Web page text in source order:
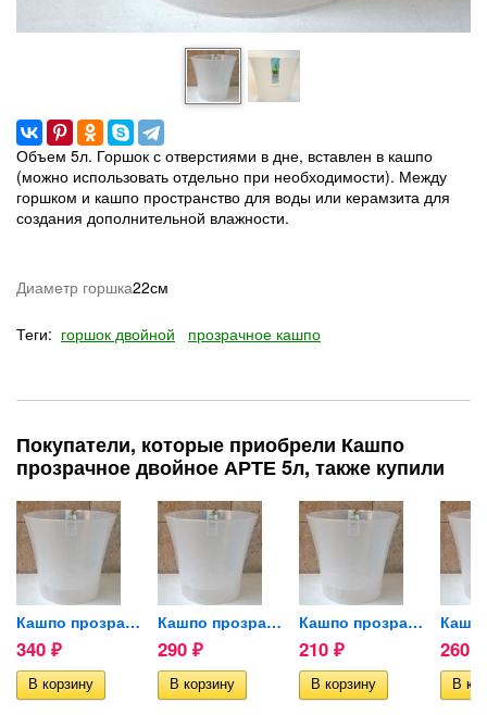
Объем 5л. Горшок с отверстиями в дне, вставлен в кашпо
(можно использовать отдельно при необходимости). Между
горшком и кашпо пространство для воды или керамзита для
создания дополнительной влажности.
Диаметр горшка22см
Теги: горшок двойной прозрачное кашпо
Покупатели, которые приобрели Кашпо
прозрачное двойное АРТЕ 5л, также купили
Кашпо прозрачное двойное...
340 ₽
Кашпо прозрачное двойное...
290 ₽
Кашпо прозрачное двойное...
210 ₽ 260